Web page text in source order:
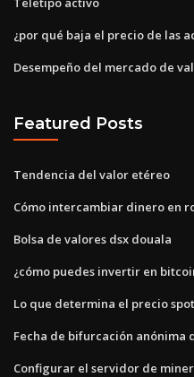
¿por qué baja el precio de las
Desempeño del mercado de
Featured Posts
Tendencia del valor etéreo
Cómo intercambiar dinero en
Bolsa de valores dsx douala
¿cómo puedes invertir en
Lo que determina el precio
Fecha de bifurcación anónima
Configurar el servidor de